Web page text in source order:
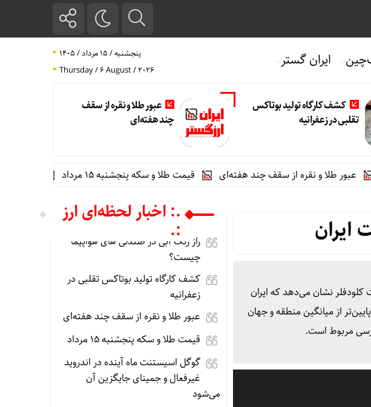
ایران گستر
پنجشنبه / ۱۵ مرداد / ۱۴۰۵
Thursday / 6 August / 2026
کشف کارگاه تولید بوتاکس
تقلبی در زعفرانیه
عبور طلا و نقره از سقف
چند هفته‌ای
و نقره از سقف چند هفته‌ای قیمت طلا و سکه پنجشنبه 15 مرداد
گوگل اسیستنت
ایران
نشان می‌دهد که ایران
از میانگین منطقه و جهان
مربوط است.
.: اخبار لحظه‌ای ارز
:.
راز رنگ آبی در صندلی های هواپیما
چیست؟
کشف کارگاه تولید بوتاکس تقلبی در
زعفرانیه
عبور طلا و نقره از سقف چند هفته‌ای
قیمت طلا و سکه پنجشنبه 15 مرداد
گوگل اسیستنت ماه آینده در اندروید
غیرفعال و جمینای جایگزین آن
می‌شود